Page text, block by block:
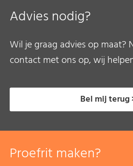
Advies nodig?
Wil je graag advies op maat?
contact met ons op, wij
Bel mij terug
Proefrit maken?